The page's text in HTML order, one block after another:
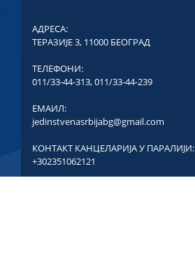
АДРЕСА:
ТЕРАЗИЈЕ 3, 11000 БЕОГРАД
ТЕЛЕФОНИ:
011/33-44-313,011/33-44-239
ЕМАИЛ:
jedinstvenasrbijabg@gmail.com
КОНТАКТ КАНЦЕЛАРИЈА У ПАРАЛИЈИ:
+302351062121